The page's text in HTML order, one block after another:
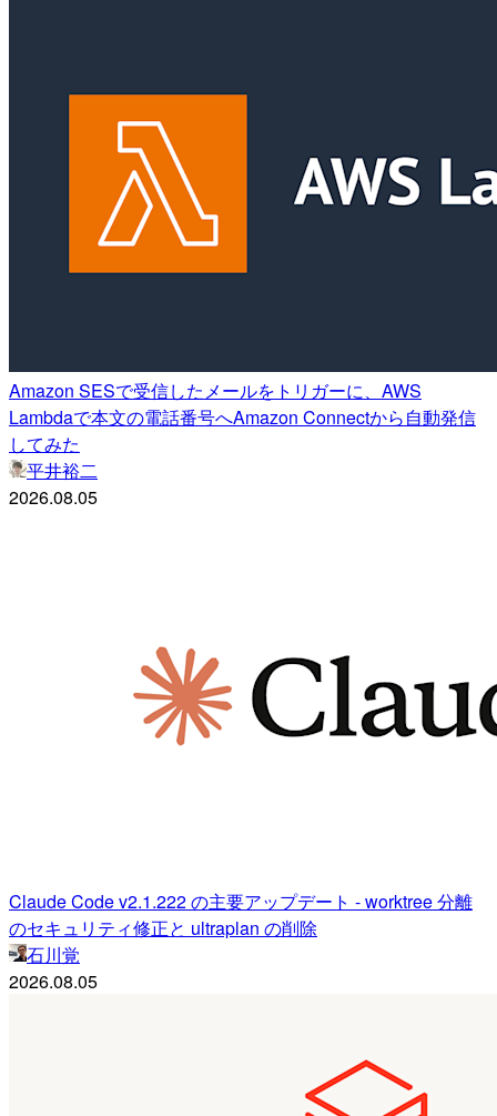
Amazon SESで受信したメールをトリガーに、AWS
Lambdaで本文の電話番号へAmazon Connectから自動発信
してみた
平井裕二
2026.08.05
Claude Code v2.1.222 の主要アップデート - worktree 分離
のセキュリティ修正と ultraplan の削除
石川覚
2026.08.05